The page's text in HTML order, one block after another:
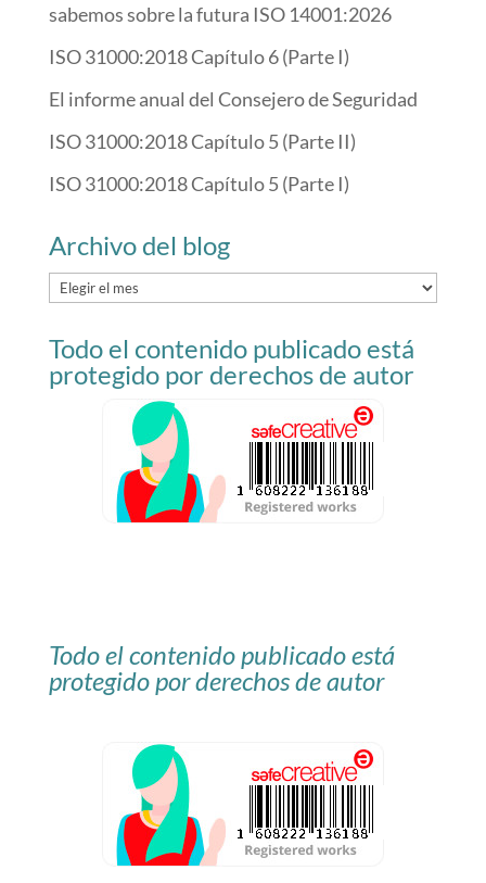
sabemos sobre la futura ISO 14001:2026
ISO 31000:2018 Capítulo 6 (Parte I)
El informe anual del Consejero de Seguridad
ISO 31000:2018 Capítulo 5 (Parte II)
ISO 31000:2018 Capítulo 5 (Parte I)
Archivo del blog
Archivo
blog
Todo el contenido publicado está
protegido por derechos de autor
Todo el contenido publicado está
protegido por derechos de autor